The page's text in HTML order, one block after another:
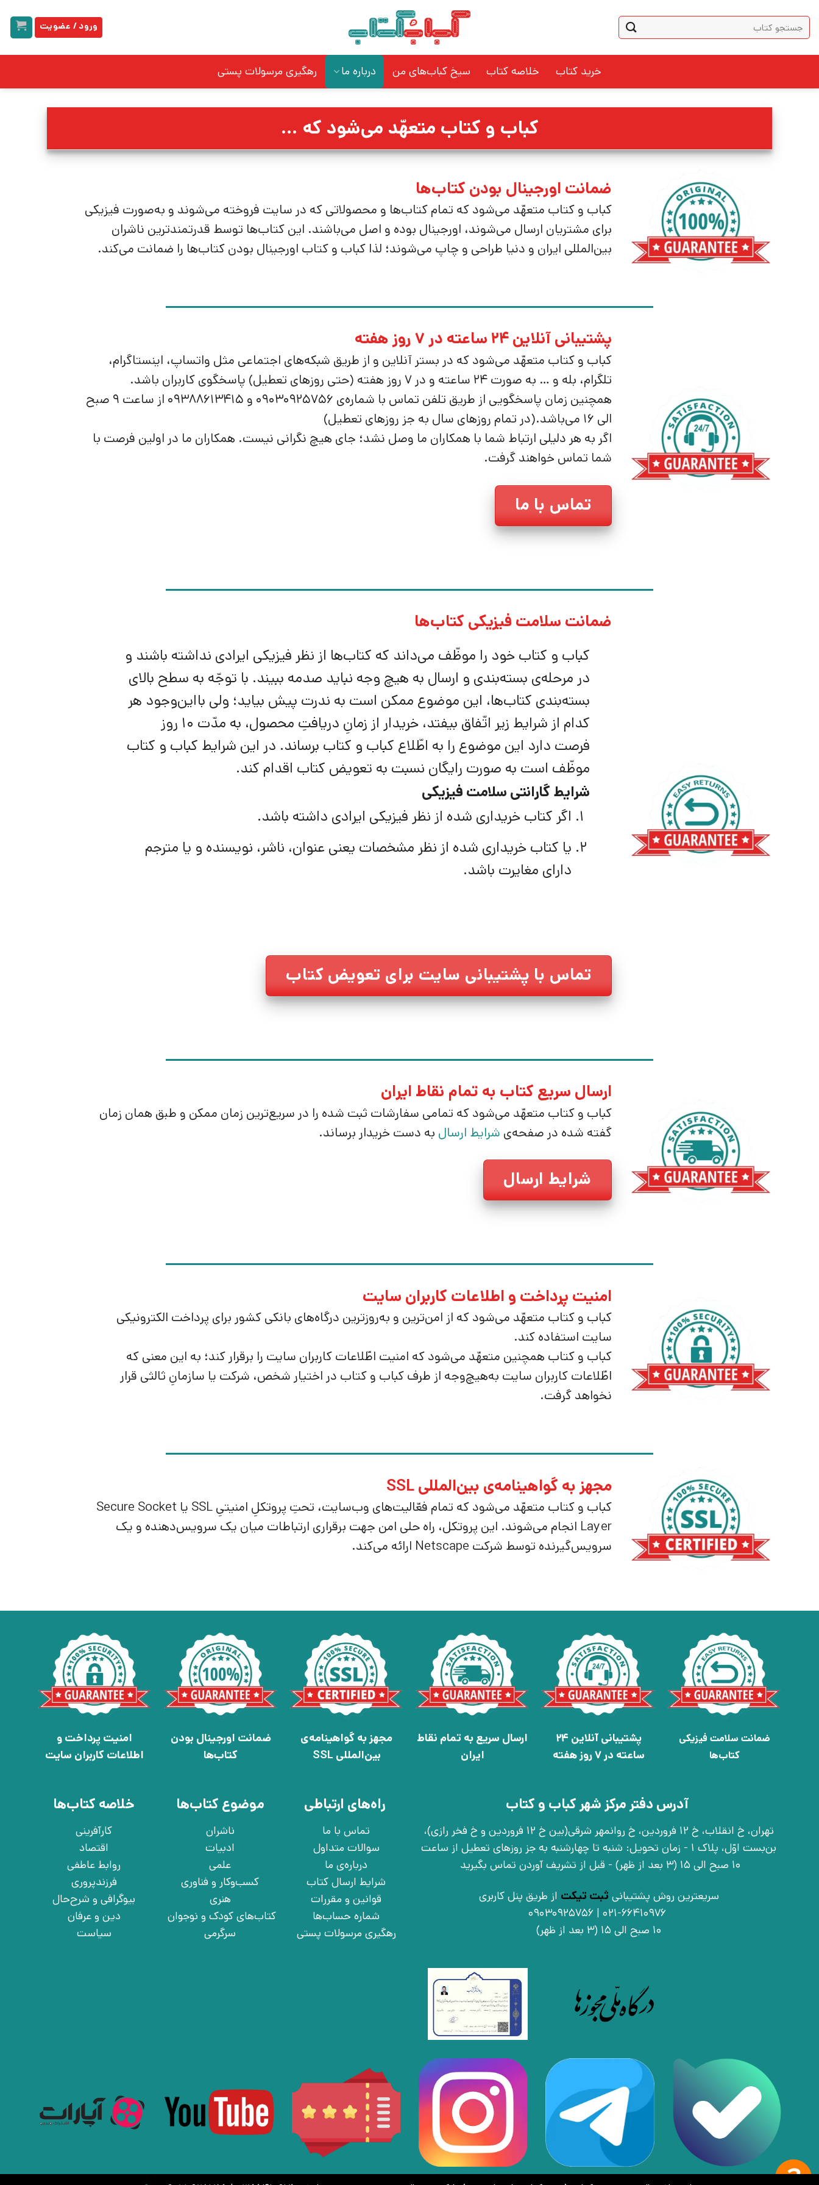
content
جستجو
برای:
ورود / عضویت
خرید کتاب خلاصه کتاب سیخ کباب‌های من درباره ما رهگیری مرسولات پستی
کباب و کتاب متعهّد می‌شود که …
ضمانت اورجینال بودن کتاب‌ها
کباب و کتاب متعهّد می‌شود که تمام کتاب‌ها و محصولاتی که در سایت فروخته می‌شوند و به‌صورت فیزیکی
برای مشتریان ارسال می‌شوند، اورجینال بوده و اصل می‌باشند. این کتاب‌ها توسط قدرتمندترین ناشران
بین‌المللی ایران و دنیا طراحی و چاپ می‌شوند؛ لذا کباب و کتاب اورجینال بودن کتاب‌ها را ضمانت می‌کند.
پشتیبانی آنلاین ۲۴ ساعته در 7 روز هفته
کباب و کتاب متعهّد می‌شود که در بستر آنلاین و از طریق شبکه‌های اجتماعی مثل واتساپ، اینستاگرام،
تلگرام، بله و … به صورت 24 ساعته و در 7 روز هفته (حتی روزهای تعطیل) پاسخگوی کاربران باشد.
همچنین زمان پاسخگویی از طریق تلفن تماس با شماره‌ی 09030925756 و 09388613415 از ساعت 9 صبح
الی 16 می‌باشد.(در تمام روزهای سال به جز روزهای تعطیل)
اگر به هر دلیلی ارتباط شما با همکاران ما وصل نشد؛ جای هیچ نگرانی نیست. همکاران ما در اولین فرصت با
شما تماس خواهند گرفت.
تماس با ما
ضمانت سلامت فیزیکی کتاب‌ها
کباب و کتاب خود را موظّف می‌داند که کتاب‌ها از نظر فیزیکی ایرادی نداشته باشند و
در مرحله‌ی بسته‌بندی و ارسال به هیچ وجه نباید صدمه ببیند. با توجّه به سطح بالای
بسته‌بندی کتاب‌ها، این موضوع ممکن است به ندرت پیش بیاید؛ ولی بااین‌وجود هر
کدام از شرایط زیر اتّفاق بیفتد، خریدار از زمانِ دریافتِ محصول، به مدّت 10 روز
فرصت دارد این موضوع را به اطّلاع کباب و کتاب برساند. در این شرایط کباب و کتاب
موظّف است به صورت رایگان نسبت به تعویض کتاب اقدام کند.
شرایط گارانتی سلامت فیزیکی
اگر کتاب خریداری شده از نظر فیزیکی ایرادی داشته باشد.
یا کتاب خریداری شده از نظر مشخصات یعنی عنوان، ناشر، نویسنده و یا مترجم
دارای مغایرت باشد.
تماس با پشتیبانی سایت برای تعویض کتاب
ارسال سریع کتاب به تمام نقاط ایران
کباب و کتاب متعهّد می‌شود که تمامی سفارشات ثبت شده را در سریع‌ترین زمان ممکن و طبق همان زمان
گفته شده در صفحه‌ی شرایط ارسال به دست خریدار برساند.
شرایط ارسال
امنیت پرداخت و اطلاعات کاربران سایت
کباب و کتاب متعهّد می‌شود که از امن‌ترین و به‌روزترین درگاه‌های بانکی کشور برای پرداخت الکترونیکی
سایت استفاده کند.
کباب و کتاب همچنین متعهّد می‌شود که امنیت اطّلاعات کاربران سایت را برقرار کند؛ به این معنی که
اطّلاعات کاربران سایت به‌هیچ‌وجه از طرف کباب و کتاب در اختیار شخص، شرکت یا سازمانِ ثالثی قرار
نخواهد گرفت.
مجهز به گواهینامه‌ی بین‌المللی SSL
کباب و کتاب متعهّد می‌شود که تمام فعّالیت‌های وب‌سایت، تحتِ پروتکلِ امنیتیِ SSL یا Secure Socket
Layer انجام می‌شوند. این پروتکل، راه حلی امن جهت برقراری ارتباطات میان یک سرویس‌دهنده و یک
سرویس‌گیرنده توسط شرکت Netscape ارائه می‌کند.
ضمانت سلامت فیزیکی
کتاب‌ها
پشتیبانی آنلاین 24
ساعته در 7 روز هفته
ارسال سریع به تمام نقاط
ایران
مجهز به گواهینامه‌ی
بین‌المللی SSL
ضمانت اورجینال بودن
کتاب‌ها
امنیت پرداخت و
اطلاعات کاربران سایت
آدرس دفتر مرکز شهر کباب و کتاب
تهران، خ انقلاب، خ 12 فروردین، خ روانمهر شرقی(بین خ 12 فروردین و خ فخر رازی)،
بن‌بست اوّل، پلاک 1 - زمان تحویل: شنبه تا چهارشنبه به جز روزهای تعطیل از ساعت
10 صبح الی 15 (3 بعد از ظهر) - قبل از تشریف آوردن تماس بگیرید
سریعترین روش پشتیبانی ثبت تیکت از طریق پنل کاربری
10 صبح الی 15 (3 بعد از ظهر)
راه‌های ارتباطی
تماس با ما
سوالات متداول
درباره‌ی ما
شرایط ارسال کتاب
قوانین و مقررات
شماره حساب‌ها
رهگیری مرسولات پستی
موضوع کتاب‌ها
ناشران
ادبیات
علمی
کسب‌وکار و فناوری
هنری
کتاب‌های کودک و نوجوان
سرگرمی
خلاصه کتاب‌ها
کارآفرینی
اقتصاد
روابط عاطفی
فرزندپروری
بیوگرافی و شرح‌حال
دین و عرفان
سیاست